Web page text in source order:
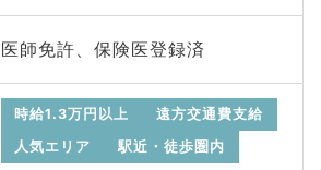
医師免許、保険医登録済
時給1.3万円以上
遠方交通費支給
人気エリア
駅近・徒歩圏内